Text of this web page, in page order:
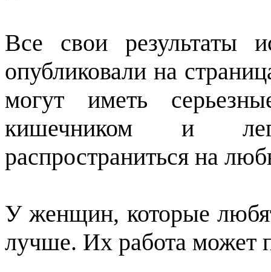
Все свои результаты
опубликовали на
могут иметь
кишечником и
распространиться на
У женщин, которые
лучше. Их работа может